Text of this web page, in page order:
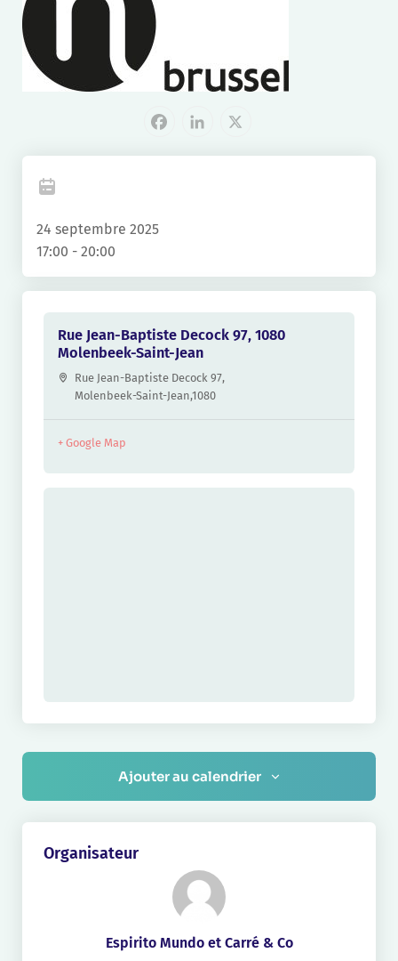
Facebook
LinkedIn
X
24 septembre 2025
17:00 - 20:00
Rue Jean-Baptiste Decock 97, 1080
Molenbeek-Saint-Jean
Rue Jean-Baptiste Decock 97,
Molenbeek-Saint-Jean,1080
+ Google Map
Ajouter au calendrier
Organisateur
Espirito Mundo et Carré & Co